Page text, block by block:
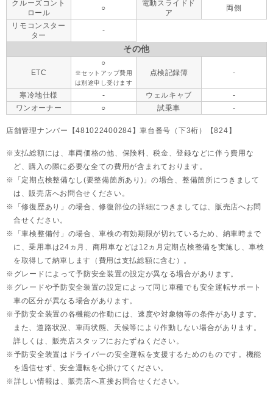
クルーズコント
ロール
○
電動スライドド
ア
両側
リモコンスター
ター
-
その他
ETC
○
※セットアップ費用
は別途申し受けます
点検記録簿 -
寒冷地仕様 - ウェルキャブ
-
ワンオーナー
○ 試乗車 -
店舗管理ナンバー【481022400284】車台番号（下3桁）【824】
支払総額には、車両価格の他、保険料、税金、登録などに伴う費用な
ど、購入の際に必要な全ての費用が含まれております。
「定期点検整備なし(要整備箇所あり)」の場合、整備箇所につきまして
は、販売店へお問合せください。
「修復歴あり」の場合、修復部位の詳細につきましては、販売店へお問
合せください。
「車検整備付」の場合、車検の有効期限が切れているため、納車時まで
に、乗用車は24ヵ月、 商用車などは12ヵ月定期点検整備を実施し、車検
を取得して納車します（費用は支払総額に含む）。
グレードによって予防安全装置の設定が異なる場合があります。
グレードや予防安全装置の設定によって同じ車種でも安全運転サポート
車の区分が異なる場合があります。
予防安全装置の各機能の作動には、速度や対象物等の条件があります。
また、道路状況、車両状態、天候等により作動しない場合があります。
詳しくは、販売店スタッフにおたずねください。
予防安全装置はドライバーの安全運転を支援するためのものです。機能
を過信せず、安全運転を心掛けてください。
詳しい情報は、販売店へ直接お問合せください。